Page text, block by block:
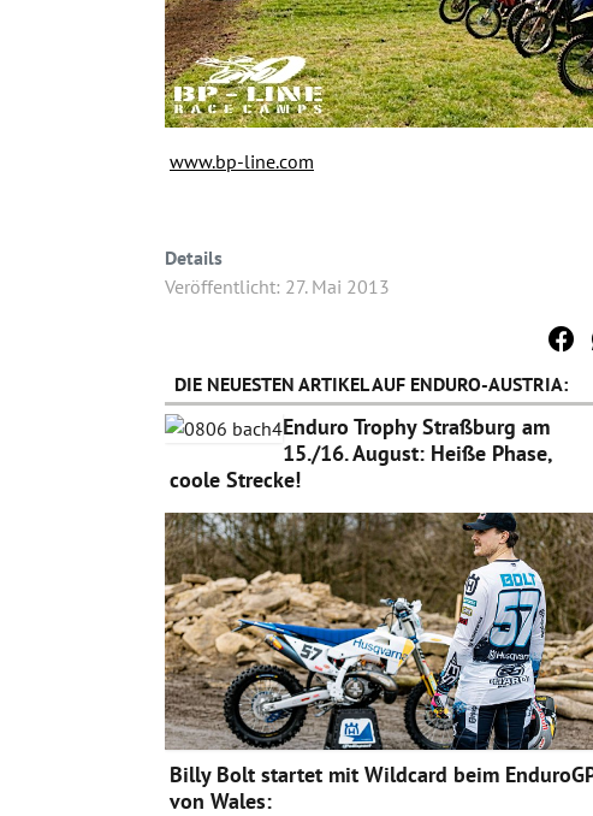
www.bp-line.com
Details
Veröffentlicht: 27. Mai 2013
DIE NEUESTEN ARTIKEL AUF ENDURO-AUSTRIA:
Enduro Trophy Straßburg am
15./16. August: Heiße Phase,
coole Strecke!
Billy Bolt startet mit Wildcard beim
von Wales: